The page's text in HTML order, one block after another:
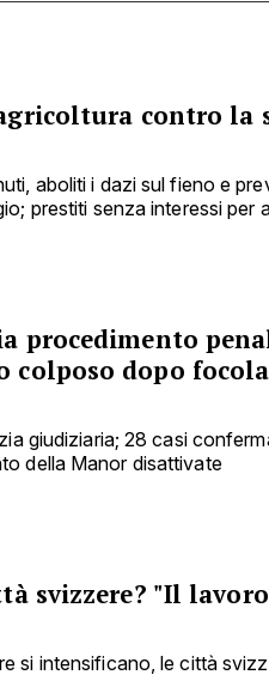
contro la
aboliti i dazi sul fieno e
prestiti senza interessi per
procedimento
colposo dopo
giudiziaria; 28 casi
della Manor disattivate
svizzere? "Il
si intensificano, le città